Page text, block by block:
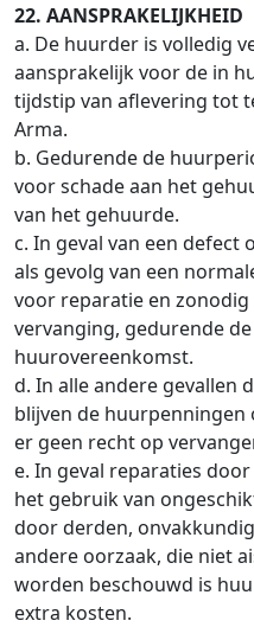
22. AANSPRAKELIJKHEID
a. De huurder is volledig
aansprakelijk voor de in
tijdstip van aflevering tot
Arma.
b. Gedurende de
voor schade aan het
van het gehuurde.
c. In geval van een defect
als gevolg van een
voor reparatie en
vervanging, gedurende
huurovereenkomst.
d. In alle andere gevallen
blijven de
er geen recht op
e. In geval reparaties
het gebruik van
door derden,
andere oorzaak, die niet
worden beschouwd is
extra kosten.